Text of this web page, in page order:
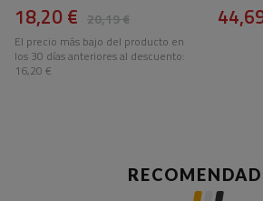
20,19 €
18,20 €
El precio más bajo del producto en
los 30 días anteriores al descuento:
16,20 €